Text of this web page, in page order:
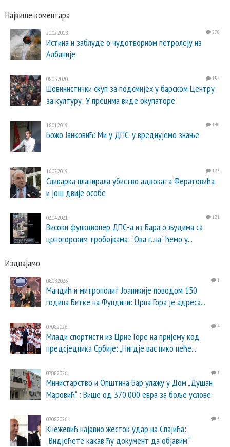
Највише коментара
20.02.2018. 270
Истина и заблуде о чудотворном петролеју из
Албаније
08.03.2020. 154
Шовинистички скуп за подсмијех у барском Центру
за културу: У прецима виде окупаторе
18.01.2019. 140
Божо Јанковић: Ми у ДПС-у вреднујемо знање
16.02.2019. 123
Сликарка планирала убиство адвоката Фератовића
и још двије особе
02.04.2021. 121
Високи функционер ДПС-а из Бара о људима са
црногорским тробојкама: "Ова г..на" ћемо у...
Издвајамо
08.08.2026. 1
Мандић и митрополит Јоаникије поводом 150
година Битке на Фундини: Црна Гора је адреса...
07.08.2026. 4
Млади спортисти из Црне Горе на пријему код
предсједника Србије: „Нигдје вас нико неће...
07.08.2026. 1
Министарство и Општина Бар улажу у Дом „Душан
Маровић“ : Више од 370.000 евра за боље услове
07.08.2026. 3
Кнежевић најавио жесток удар на Спајића:
„Видјећете какав ћу документ да објавим“